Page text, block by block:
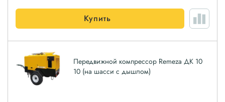
Купить
Передвижной компрессор Remeza ДК 10
10 (на шасси с дышлом)